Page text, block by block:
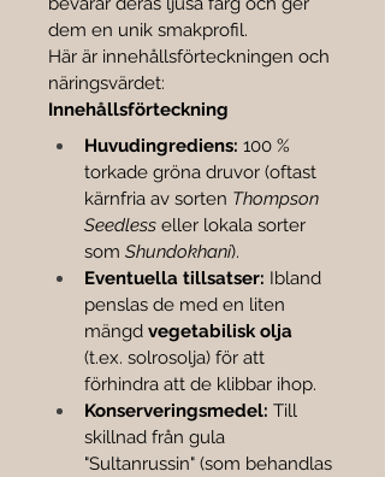
dem en unik smakprofil.
Här är innehållsförteckningen och
näringsvärdet:
Innehållsförteckning
Huvudingrediens: 100 %
torkade gröna druvor (oftast
kärnfria av sorten Thompson
Seedless eller lokala sorter
som Shundokhani).
Eventuella tillsatser: Ibland
penslas de med en liten
mängd vegetabilisk olja
(t.ex. solrosolja) för att
förhindra att de klibbar ihop.
Konserveringsmedel: Till
skillnad från gula
"Sultanrussin" (som behandlas